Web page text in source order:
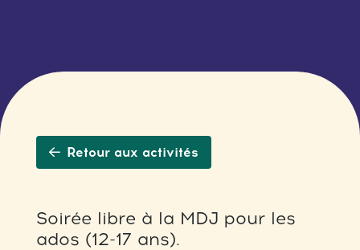
Retour aux activités
Soirée libre à la MDJ pour les
ados (12-17 ans).